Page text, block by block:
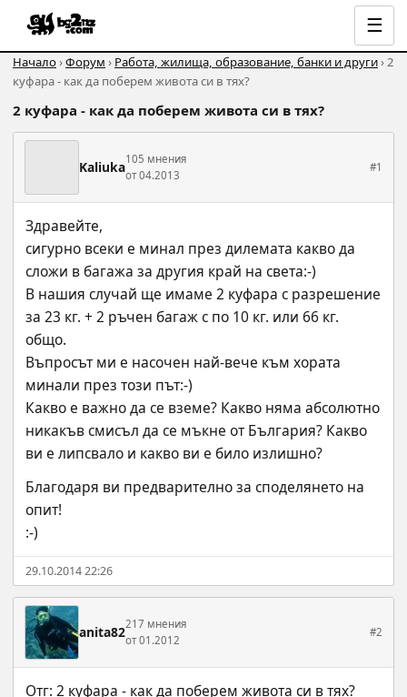
☰
Начало›Форум › Работа, жилища, образование, банки и други› 2
куфара - как да поберем живота си в тях?
2 куфара - как да поберем живота си в тях?
Kaliuka105 мнения
от 04.2013
#1
Здравейте,
сигурно всеки е минал през дилемата какво да
сложи в багажа за другия край на света:-)
В нашия случай ще имаме 2 куфара с разрешение
за 23 кг. + 2 ръчен багаж с по 10 кг. или 66 кг.
общо.
Въпросът ми е насочен най-вече към хората
минали през този път:-)
Какво е важно да се вземе? Какво няма абсолютно
никакъв смисъл да се мъкне от България? Какво
ви е липсвало и какво ви е било излишно?
Благодаря ви предварително за споделянето на
опит!
:-)
29.10.2014 22:26
anita82217 мнения
от 01.2012
#2